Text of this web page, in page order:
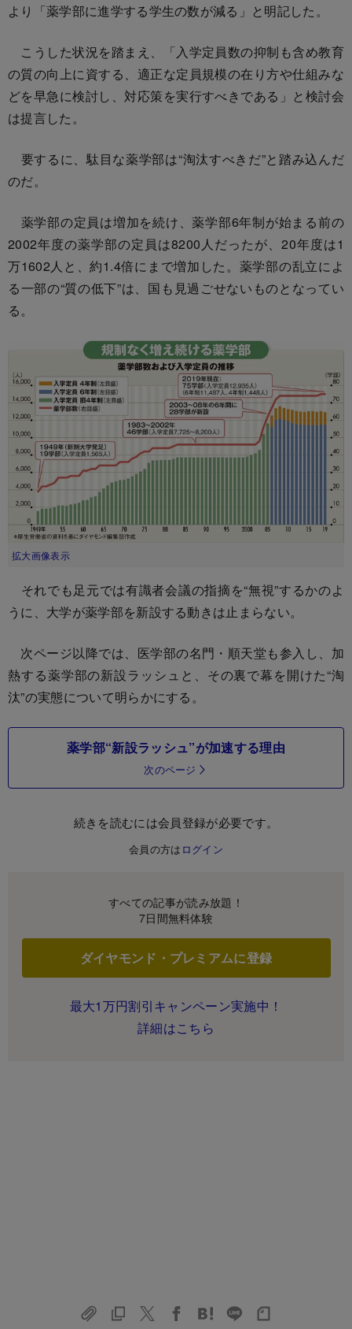
より「薬学部に進学する学生の数が減る」と明記した。
こうした状況を踏まえ、「入学定員数の抑制も含め教育
の質の向上に資する、適正な定員規模の在り方や仕組みな
どを早急に検討し、対応策を実行すべきである」と検討会
は提言した。
要するに、駄目な薬学部は“淘汰すべきだ”と踏み込んだ
のだ。
薬学部の定員は増加を続け、薬学部6年制が始まる前の
2002年度の薬学部の定員は8200人だったが、20年度は1
万1602人と、約1.4倍にまで増加した。薬学部の乱立によ
る一部の“質の低下”は、国も見過ごせないものとなってい
る。
拡大画像表示
それでも足元では有識者会議の指摘を“無視”するかのよ
うに、大学が薬学部を新設する動きは止まらない。
次ページ以降では、医学部の名門・順天堂も参入し、加
熱する薬学部の新設ラッシュと、その裏で幕を開けた“淘
汰”の実態について明らかにする。
薬学部“新設ラッシュ”が加速する理由
次のページ
続きを読むには会員登録が必要です。
会員の方は ログイン
すべての記事が読み放題！
7日間無料体験
ダイヤモンド・プレミアムに登録
最大1万円割引キャンペーン実施中！
詳細はこちら